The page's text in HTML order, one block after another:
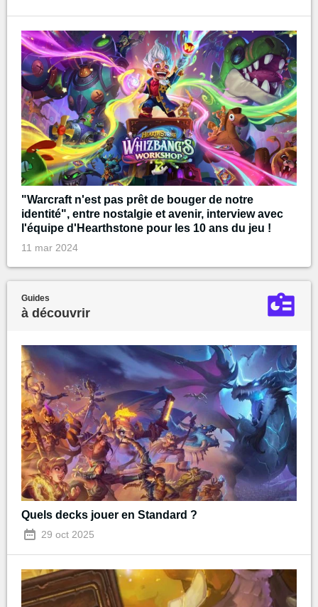
"Warcraft n'est pas prêt de bouger de notre
identité", entre nostalgie et avenir, interview avec
l'équipe d'Hearthstone pour les 10 ans du jeu !
11 mar 2024
Guides
à découvrir
Quels decks jouer en Standard ?
29 oct 2025